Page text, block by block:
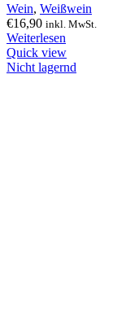
Wein, Weißwein
€16,90 inkl. MwSt.
Weiterlesen
Quick view
Nicht lagernd